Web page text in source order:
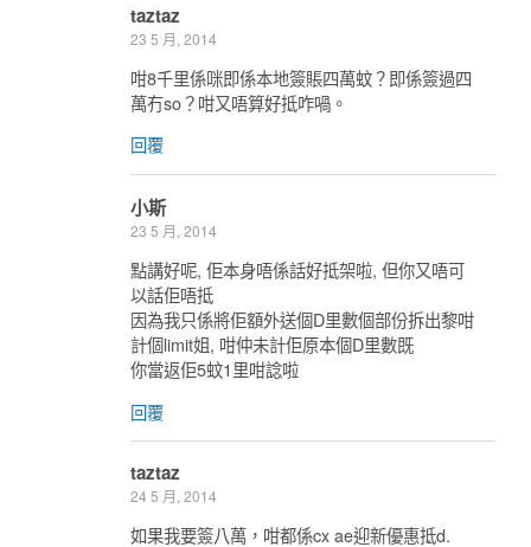
taztaz
23 5 月, 2014
咁8千里係咪即係本地簽賬四萬蚊？即係簽過四
萬冇so？咁又唔算好抵咋喎。
回覆
小斯
23 5 月, 2014
點講好呢, 佢本身唔係話好抵架啦, 但你又唔可
以話佢唔抵
因為我只係將佢額外送個D里數個部份拆出黎咁
計個limit姐, 咁仲未計佢原本個D里數既
你當返佢5蚊1里咁諗啦
回覆
taztaz
24 5 月, 2014
如果我要簽八萬，咁都係cx ae迎新優惠抵d.